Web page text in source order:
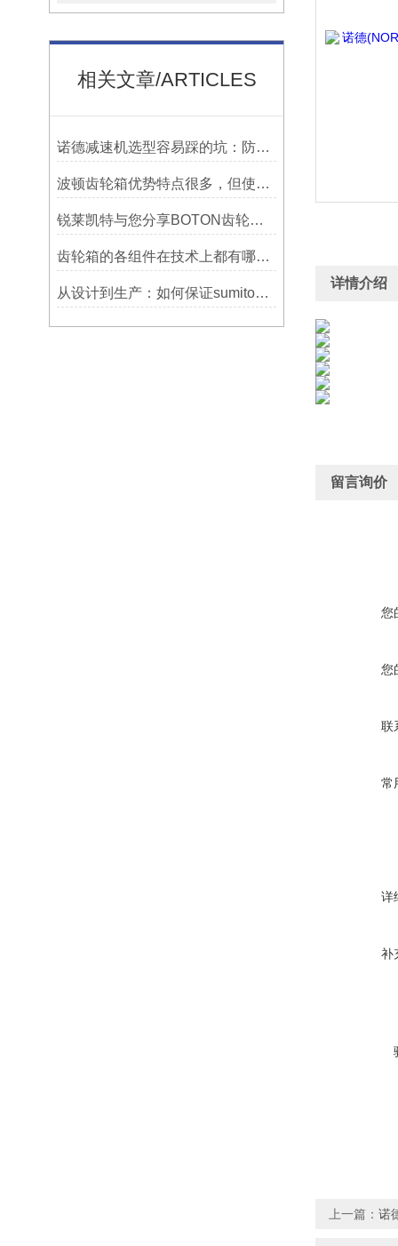
相关文章/ARTICLES
诺德减速机选型容易踩的坑：防水等级选低了，户外用半年就废
波顿齿轮箱优势特点很多，但使用一定要符合条件并及时维护
锐莱凯特与您分享BOTON齿轮箱的制造技术
齿轮箱的各组件在技术上都有哪些要求？
从设计到生产：如何保证sumitomo减速机的质量与可靠性？
详情介绍
留言询价
您
您
联
常
详
补
上一篇： 诺